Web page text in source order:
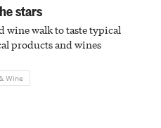
stars
wine walk to taste typical
products and wines
Wine